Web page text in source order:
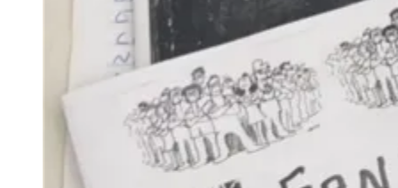
Newsletter Bom Dia Barueri
Resultados das Loterias
Esportes ao Vivo
Trânsito em Tempo Real
Clima e Previsão do Tempo
Vagas de Emprego
Guia de Empresas
1min de leitura
Biblioteca Max Zendron vai ganhar
espaço para fanzine